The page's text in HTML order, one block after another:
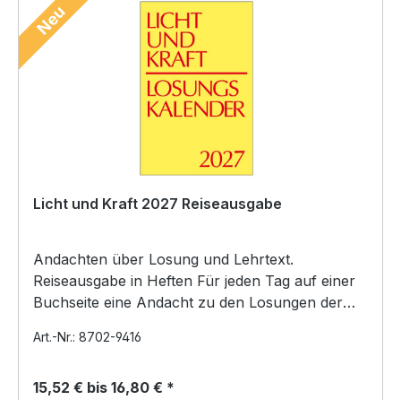
Neu
Licht und Kraft 2027 Reiseausgabe
Andachten über Losung und Lehrtext.
Reiseausgabe in Heften Für jeden Tag auf einer
Buchseite eine Andacht zu den Losungen der
Art.-Nr.: 8702-9416
15,52 € bis 16,80 € *